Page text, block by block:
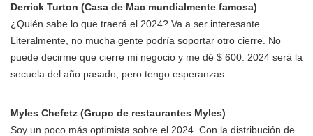
Derrick Turton (Casa de Mac mundialmente famosa)
¿Quién sabe lo que traerá el 2024? Va a ser interesante.
Literalmente, no mucha gente podría soportar otro cierre. No
puede decirme que cierre mi negocio y me dé $ 600. 2024 será la
secuela del año pasado, pero tengo esperanzas.
Myles Chefetz (Grupo de restaurantes Myles)
Soy un poco más optimista sobre el 2024. Con la distribución de